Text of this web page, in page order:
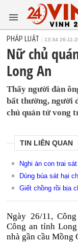
PHÁP LUẬT 13:34 26-11-
Nữ chủ
Long An
Thấy người đàn
bất thường, người
chủ quán tử vong
TIN LIÊN QUAN
Nghi án con trai
Dùng búa sát hại
Giết chồng rồi bịa
Ngày 26/11,
Công an tỉnh
nhà gần cầu Mồng